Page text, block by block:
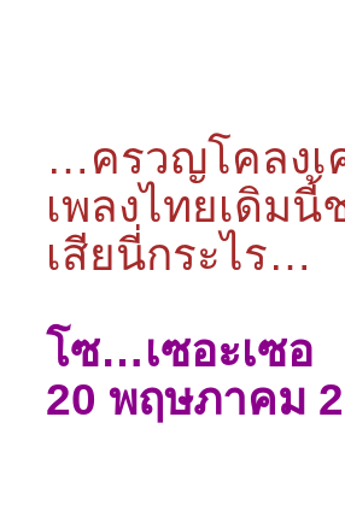
…ครวญโคลงเ
เพลงไทยเดิม
เสียนี่กระไร…
โซ…เซอะเซอ
20 พฤษภาคม